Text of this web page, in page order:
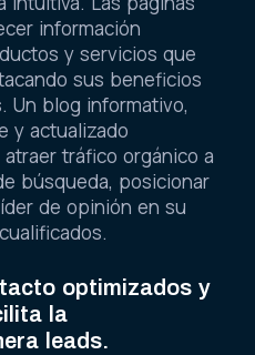
información
y servicios que
sus beneficios
Un blog informativo,
y actualizado
tráfico orgánico a
búsqueda, posicionar
de opinión en su
optimizados y
la
leads.